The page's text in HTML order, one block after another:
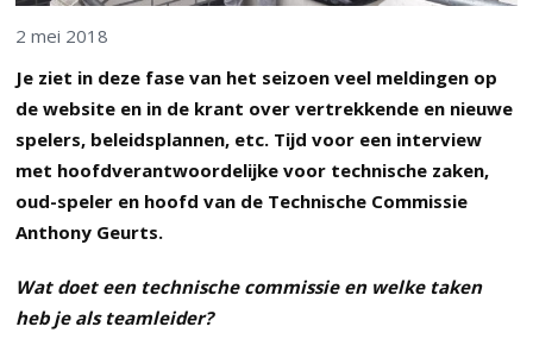
2 mei 2018
Je ziet in deze fase van het seizoen veel meldingen op
de website en in de krant over vertrekkende en nieuwe
spelers, beleidsplannen, etc. Tijd voor een interview
met hoofdverantwoordelijke voor technische zaken,
oud-speler en hoofd van de Technische Commissie
Anthony Geurts.
Wat doet een technische commissie en welke taken
heb je als teamleider?